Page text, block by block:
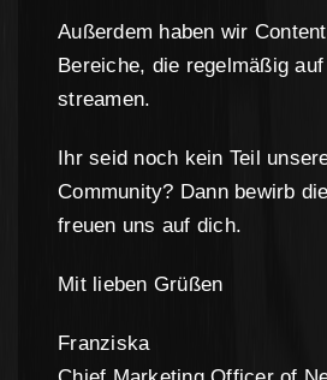
Außerdem haben wir
Bereiche, die regelmäßig
streamen.
Ihr seid noch kein Teil
Community? Dann bewirb
freuen uns auf dich.
Mit lieben Grüßen
Franziska